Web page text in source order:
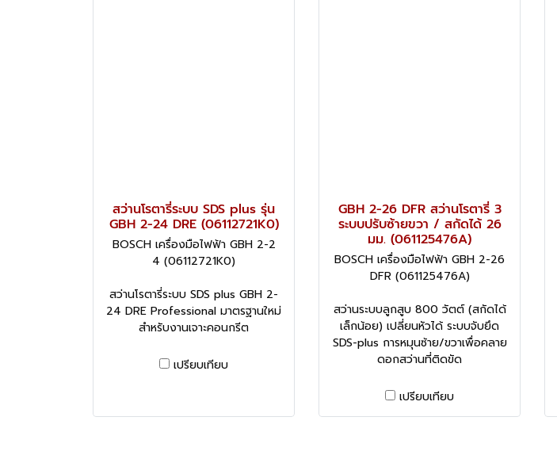
สว่านโรตารี่ระบบ SDS plus รุ่น
GBH 2-24 DRE (06112721K0)
BOSCH เครื่องมือไฟฟ้า GBH 2-2
4 (06112721K0)
สว่านโรตารี่ระบบ SDS plus GBH 2-
24 DRE Professional มาตรฐานใหม่
สำหรับงานเจาะคอนกรีต
เปรียบเทียบ
GBH 2-26 DFR สว่านโรตารี่ 3
ระบบปรับซ้ายขวา / สกัดได้ 26
มม. (061125476A)
BOSCH เครื่องมือไฟฟ้า GBH 2-26
DFR (061125476A)
สว่านระบบลูกสูบ 800 วัตต์ (สกัดได้
เล็กน้อย) เปลี่ยนหัวได้ ระบบจับยึด
SDS-plus การหมุนซ้าย/ขวาเพื่อคลาย
ดอกสว่านที่ติดขัด
เปรียบเทียบ